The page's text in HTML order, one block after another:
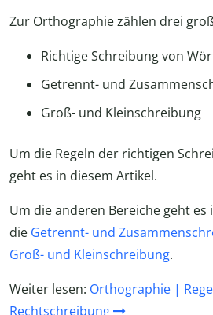
Zur Orthographie zählen drei
Richtige Schreibung von
Getrennt- und
Groß- und Kleinschreibung
Um die Regeln der richtigen
geht es in diesem Artikel.
Um die anderen Bereiche geht
die Getrennt- und
Groß- und Kleinschreibung.
Weiter lesen: Orthographie |
Rechtschreibung